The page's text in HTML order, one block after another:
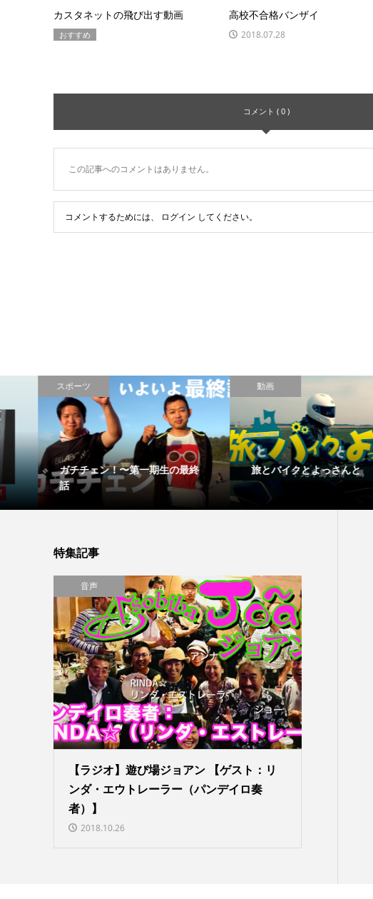
カスタネットの飛び出す動画
おすすめ
高校不合格バンザイ
2018.07.28
コメント ( 0 )
この記事へのコメントはありません。
コメントするためには、 ログイン してください。
ガチチェン！〜第一期生の最終
話
動画
旅とバイクとよっさんと
特集記事
音声
【ラジオ】遊び場ジョアン 【ゲスト：リ
ンダ・エウトレーラー（パンデイロ奏
者）】
2018.10.26